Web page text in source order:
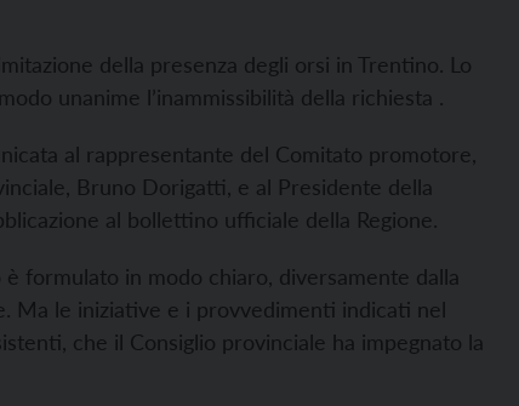
della presenza degli orsi in Trentino. Lo
unanime l’inammissibilità della richiesta .
al rappresentante del Comitato promotore,
Bruno Dorigatti, e al Presidente della
al bollettino ufficiale della Regione.
formulato in modo chiaro, diversamente dalla
Ma le iniziative e i provvedimenti indicati nel
che il Consiglio provinciale ha impegnato la